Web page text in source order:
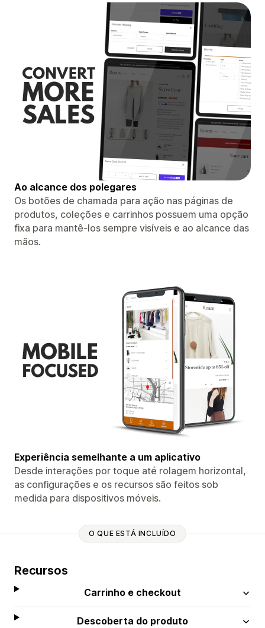
Ao alcance dos polegares
Os botões de chamada para ação nas páginas de
produtos, coleções e carrinhos possuem uma opção
fixa para mantê-los sempre visíveis e ao alcance das
mãos.
Experiência semelhante a um aplicativo
Desde interações por toque até rolagem horizontal,
as configurações e os recursos são feitos sob
medida para dispositivos móveis.
O QUE ESTÁ INCLUÍDO
Recursos
Carrinho e checkout
Descoberta do produto